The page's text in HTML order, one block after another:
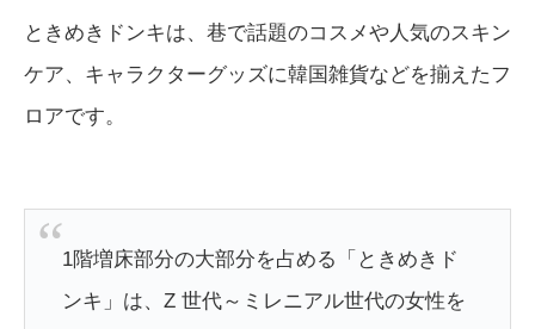
ときめきドンキは、巷で話題のコスメや人気のスキン
ケア、キャラクターグッズに韓国雑貨などを揃えたフ
ロアです。
1階増床部分の大部分を占める「ときめきド
ンキ」は、Z 世代～ミレニアル世代の女性を